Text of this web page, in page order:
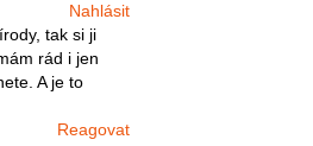
Nahlásit
tak si ji
rád i jen
A je to
Reagovat